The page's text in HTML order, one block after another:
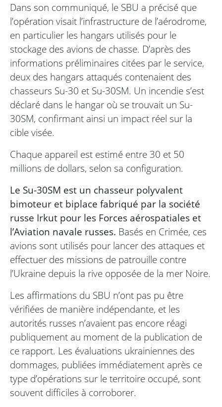
Dans son communiqué, le SBU a précisé que
l’opération visait l’infrastructure de l’aérodrome,
en particulier les hangars utilisés pour le
stockage des avions de chasse. D’après des
informations préliminaires citées par le service,
deux des hangars attaqués contenaient des
chasseurs Su-30 et Su-30SM. Un incendie s’est
déclaré dans le hangar où se trouvait un Su-
30SM, confirmant ainsi un impact réel sur la
cible visée.
Chaque appareil est estimé entre 30 et 50
millions de dollars, selon sa configuration.
Le Su-30SM est un chasseur polyvalent
bimoteur et biplace fabriqué par la société
russe Irkut pour les Forces aérospatiales et
l’Aviation navale russes. Basés en Crimée, ces
avions sont utilisés pour lancer des attaques et
effectuer des missions de patrouille contre
l’Ukraine depuis la rive opposée de la mer Noire.
Les affirmations du SBU n’ont pas pu être
vérifiées de manière indépendante, et les
autorités russes n’avaient pas encore réagi
publiquement au moment de la publication de
ce rapport. Les évaluations ukrainiennes des
dommages, publiées immédiatement après ce
type d’opérations sur le territoire occupé, sont
souvent difficiles à corroborer.